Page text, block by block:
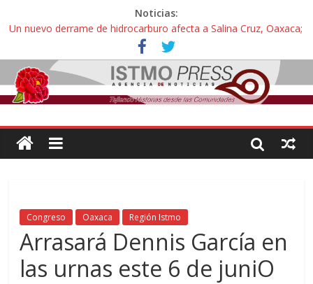
Noticias:
Un nuevo derrame de hidrocarburo afecta a Salina Cruz, Oaxaca;
ahora pescadores de Salinas del Marqués denuncian daños de
Pemex
Ángel, el joven autista expulsado por la Universidad Bienestar de
Ixtepec, Oaxaca vuelve a las aulas tras amparo
Familiares de periodista Alejandro Leyva se reúnen con titular de
intelectuales de su asesinato
Alertan pescadores de Juchitán, Oaxaca de nuevo despojo de su
Congreso Oaxaca Región Istmo
Arrasará Dennis García en
las urnas este 6 de juniO